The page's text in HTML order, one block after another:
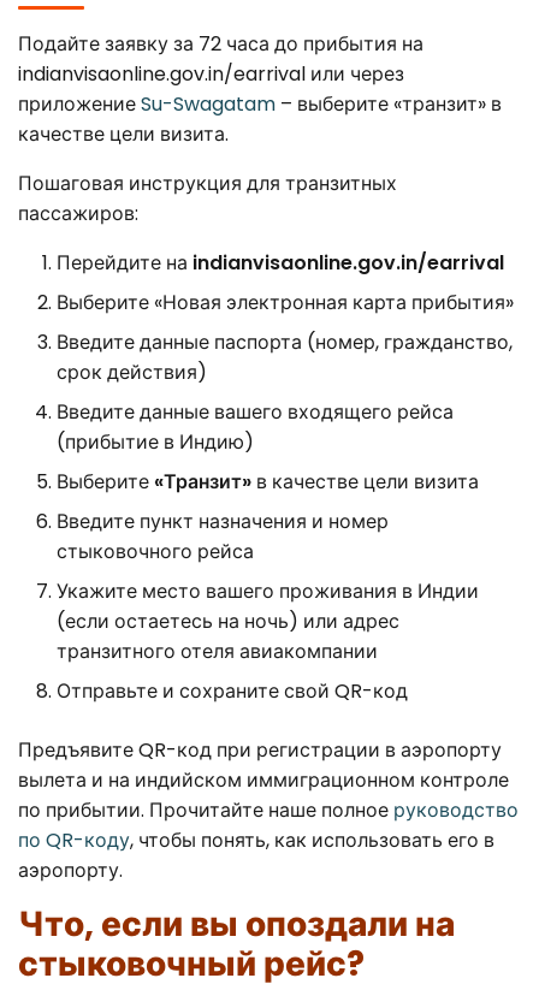
Подайте заявку за 72 часа до прибытия на
indianvisaonline.gov.in/earrival или через
приложениеSu-Swagatam – выберите «транзит» в
качестве цели визита.
Пошаговая инструкция для транзитных
пассажиров:
Перейдите на indianvisaonline.gov.in/earrival
Выберите «Новая электронная карта прибытия»
Введите данные паспорта (номер, гражданство,
срок действия)
Введите данные вашего входящего рейса
(прибытие в Индию)
Выберите «Транзит» в качестве цели визита
Введите пункт назначения и номер
стыковочного рейса
Укажите место вашего проживания в Индии
(если остаетесь на ночь) или адрес
транзитного отеля авиакомпании
Отправьте и сохраните свой QR-код
Предъявите QR-код при регистрации в аэропорту
вылета и на индийском иммиграционном контроле
по прибытии. Прочитайте наше полное руководство
по QR-коду, чтобы понять, как использовать его в
аэропорту.
Что, если вы опоздали на
стыковочный рейс?